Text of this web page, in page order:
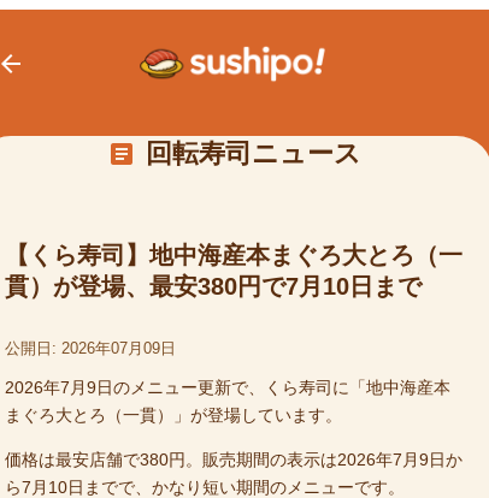
arrow_back
article 回転寿司ニュース
【くら寿司】地中海産本まぐろ大とろ（一
貫）が登場、最安380円で7月10日まで
公開日: 2026年07月09日
2026年7月9日のメニュー更新で、くら寿司に「地中海産本
まぐろ大とろ（一貫）」が登場しています。
価格は最安店舗で380円。販売期間の表示は2026年7月9日か
ら7月10日までで、かなり短い期間のメニューです。